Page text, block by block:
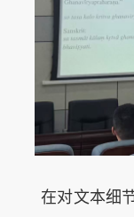
在对文本细